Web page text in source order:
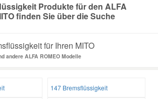
Produkte für den ALFA
finden Sie über die Suche
für Ihren MITO
andere ALFA ROMEO Modelle
147 Bremsflüssigkeit